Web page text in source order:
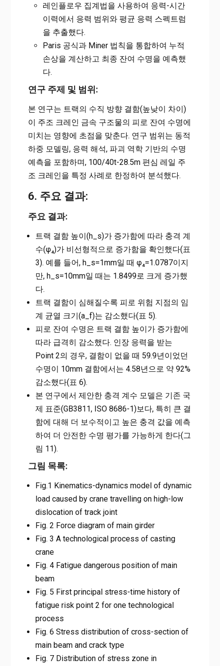
레인플로우 집계법을 사용하여 응력-시간
이력에서 응력 범위와 평균 응력 스펙트럼
을 추출했다.
Paris 공식과 Miner 법칙을 통합하여 누적
손상을 계산하고 최종 잔여 수명을 예측했
다.
연구 주제 및 범위:
본 연구는 트랙의 수직 방향 결함(높낮이 차이)
이 주조 크레인 금속 구조물의 피로 잔여 수명에
미치는 영향에 초점을 맞춘다. 연구 범위는 동적
하중 모델링, 응력 해석, 파괴 역학 기반의 수명
예측을 포함하며, 100/40t-28.5m 편심 레일 주
조 크레인을 특정 사례로 한정하여 분석했다.
6. 주요 결과:
주요 결과:
트랙 결함 높이(h_s)가 증가함에 따라 충격 계
수(φ₄)가 비선형적으로 증가함을 확인했다(표
3). 예를 들어, h_s=1mm일 때 φ₄=1.0787이지
만, h_s=10mm일 때는 1.8499로 크게 증가했
다.
트랙 결함이 심해질수록 피로 위험 지점의 임
계 균열 크기(a_f)는 감소했다(표 5).
피로 잔여 수명은 트랙 결함 높이가 증가함에
따라 급격히 감소했다. 인장 응력을 받는
Point 2의 경우, 결함이 없을 때 59.9년이었던
수명이 10mm 결함에서는 4.58년으로 약 92%
감소했다(표 6).
본 연구에서 제안한 충격 계수 모델은 기존 국
제 표준(GB3811, ISO 8686-1)보다, 특히 큰 결
함에 대해 더 보수적이고 높은 충격 값을 예측
하여 더 안전한 수명 평가를 가능하게 한다(그
림 11).
그림 목록:
Fig.1 Kinematics-dynamics model of dynamic
load caused by crane travelling on high-low
dislocation of track joint
Fig. 2 Force diagram of main girder
Fig. 3 A technological process of casting
crane
Fig. 4 Fatigue dangerous position of main
beam
Fig. 5 First principal stress-time history of
fatigue risk point 2 for one technological
process
Fig. 6 Stress distribution of cross-section of
main beam and crack type
Fig. 7 Distribution of stress zone in